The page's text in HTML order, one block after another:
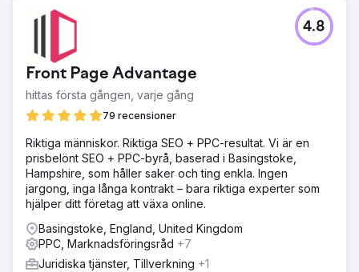
omfördela besparingar till andra medier. En riktad Google
Ads-strategi ledde till en ökning med 610 % på årsbasis i
kundförvärv genom att förfina geografisk inriktning och
kontinuerlig optimering.
Resultat
610 % ökning av nya kunder jämfört med föregående år.
40 000 pund sparas genom att införa budgetmodellering.
£25 000 sparas av de mest kostnadseffektiva
översättningstjänsterna.
Gå till byråsida
Front Page Advantage
hittas första gången, varje gång
79 recensioner
4.8
Riktiga människor. Riktiga SEO + PPC-resultat. Vi är en
prisbelönt SEO + PPC-byrå, baserad i Basingstoke,
Hampshire, som håller saker och ting enkla. Ingen
jargong, inga långa kontrakt – bara riktiga experter som
hjälper ditt företag att växa online.
Basingstoke, England, United Kingdom
PPC, Marknadsföringsråd +7
Juridiska tjänster, Tillverkning +1